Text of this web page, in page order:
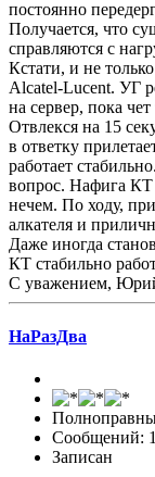
постоянно
Получается, что
справляются с
Кстати, и не
Alcatel-Lucent. УГ
на сервер, пока
Отвлекся на 15
в ответку
работает
вопрос. Нафига КТ
нечем. По ходу,
алкателя и
Даже иногда
КТ стабильно
С уважением,
НаРазДва
Сообщений:
Записан